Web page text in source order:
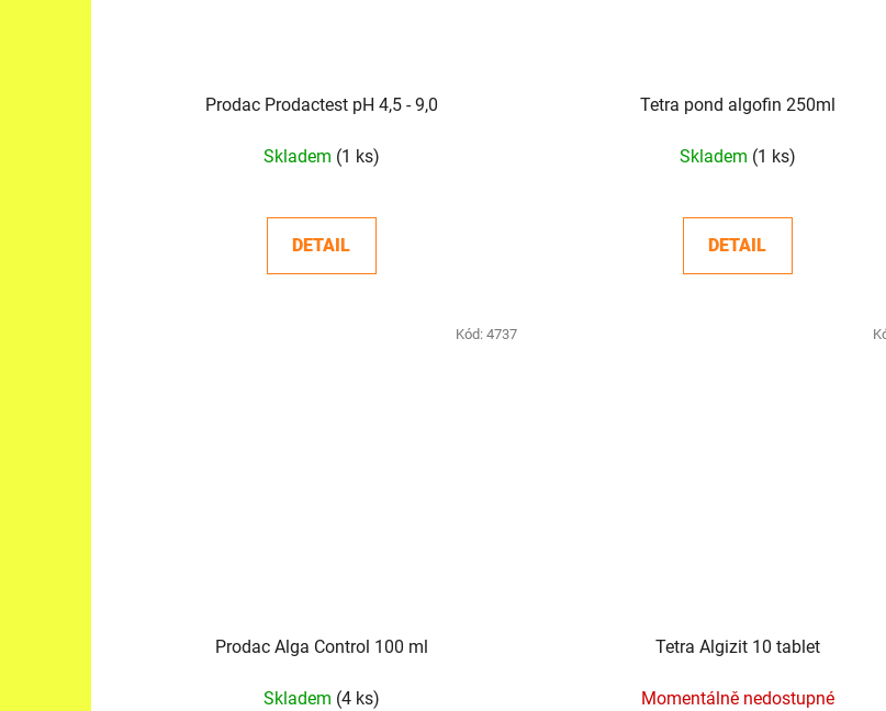
Prodac Prodactest pH 4,5 - 9,0
Skladem (1 ks)
DETAIL
Tetra pond algofin 250ml
Skladem (1 ks)
DETAIL
Prodac Alga Control 100 ml
Skladem (4 ks)
Kód:4737
Tetra Algizit 10 tablet
Momentálně nedostupné